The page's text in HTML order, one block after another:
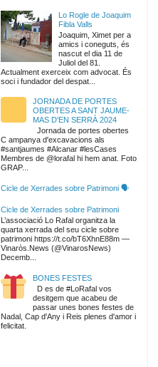
Lo Rogle de Joaquim
Fibla Valls
Joaquim, Ximet per a
amics i coneguts, és
nascut el dia 11 de
Juliol del 81.
Actualment exerceix com advocat. És
soci i fundador del despat...
JORNADA DE PORTES
OBERTES A SANT JAUME-
MAS D'EN SERRÀ 2024
Jornada de portes obertes
C ampanya d'excavacions als
#santjaumes #Alcanar #lesCases
Membres de @lorafal hi hem anat. Foto
GRAP...
Cicle de Xerrades sobre Patrimoni 🗣️
Cicle de Xerrades sobre Patrimoni
L’associació Lo Rafal organitza la
quarta xerrada del seu cicle sobre
patrimoni https://t.co/bT6XhnE88m —
Vinaròs.News (@VinarosNews)
Decemb...
BONES FESTES
D es de #LoRafal vos
desitgem que acabeu de
passar unes bones festes de
Nadal, Cap d'Any i Reis plenes d'amor i
felicitat.